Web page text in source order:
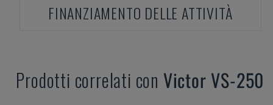
FINANZIAMENTO DELLE ATTIVITÀ
Prodotti correlati con Victor VS-250